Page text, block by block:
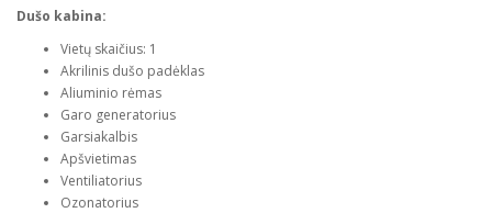
Dušo kabina:
Vietų skaičius: 1
Akrilinis dušo padėklas
Aliuminio rėmas
Garo generatorius
Garsiakalbis
Apšvietimas
Ventiliatorius
Ozonatorius